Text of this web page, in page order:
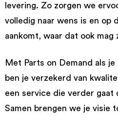
levering. Zo zorgen we
volledig naar wens is en op
aankomt, waar dat ook mag
Met Parts on Demand als
ben je verzekerd van
een service die verder gaat
Samen brengen we je visie